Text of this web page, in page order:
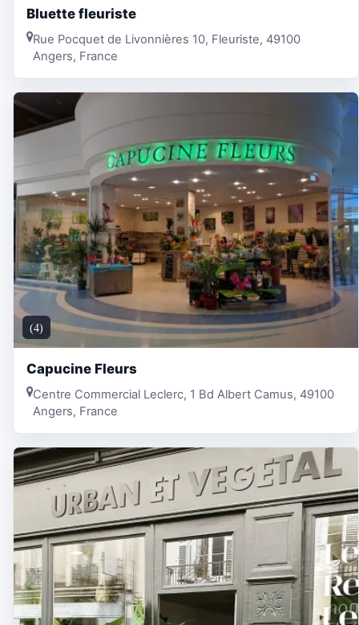
Bluette fleuriste
Rue Pocquet de Livonnières 10, Fleuriste, 49100
Angers, France
(4)
Capucine Fleurs
Centre Commercial Leclerc, 1 Bd Albert Camus, 49100
Angers, France